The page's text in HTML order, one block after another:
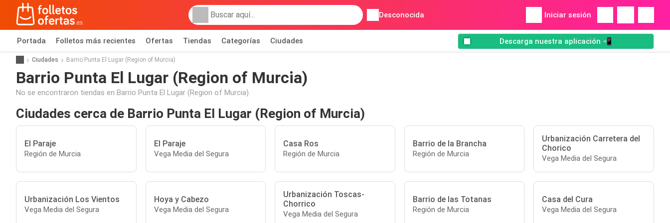
Desconocida Iniciar sesión
Portada Folletos más recientes Ofertas Tiendas Categorías Ciudades Descarga nuestra aplicación 📲
Ciudades Barrio Punta El Lugar (Region of Murcia)
Barrio Punta El Lugar (Region of Murcia)
No se encontraron tiendas en Barrio Punta El Lugar (Region of Murcia).
Ciudades cerca de Barrio Punta El Lugar (Region of Murcia)
El Paraje
Región de Murcia
El Paraje
Vega Media del Segura
Casa Ros
Región de Murcia
Barrio de la Brancha
Región de Murcia
Urbanización Carretera del
Chorico
Vega Media del Segura
Urbanización Los Vientos
Vega Media del Segura
Hoya y Cabezo
Vega Media del Segura
Urbanización Toscas-
Chorrico
Vega Media del Segura
Barrio de las Totanas
Región de Murcia
Casa del Cura
Vega Media del Segura